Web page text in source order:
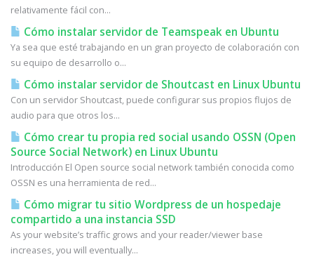
relativamente fácil con...
Cómo instalar servidor de Teamspeak en Ubuntu
Ya sea que esté trabajando en un gran proyecto de colaboración con
su equipo de desarrollo o...
Cómo instalar servidor de Shoutcast en Linux Ubuntu
Con un servidor Shoutcast, puede configurar sus propios flujos de
audio para que otros los...
Cómo crear tu propia red social usando OSSN (Open
Source Social Network) en Linux Ubuntu
Introducción El Open source social network también conocida como
OSSN es una herramienta de red...
Cómo migrar tu sitio Wordpress de un hospedaje
compartido a una instancia SSD
As your website’s traffic grows and your reader/viewer base
increases, you will eventually...